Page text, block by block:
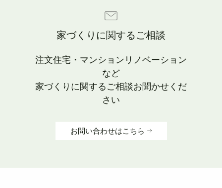
家づくりに関するご相談
注文住宅・マンションリノベーション
など
家づくりに関するご相談お聞かせくだ
さい
お問い合わせはこちら